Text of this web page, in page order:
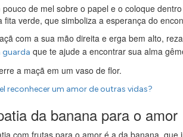
pouco de mel sobre o papel e o coloque
fita verde, que simboliza a esperança do
com a sua mão direita e erga bem alto,
guarda que te ajude a encontrar sua alma
a maçã em um vaso de flor.
reconhecer um amor de outras vidas?
da banana para o amor
com frutas para o amor é a da banana,